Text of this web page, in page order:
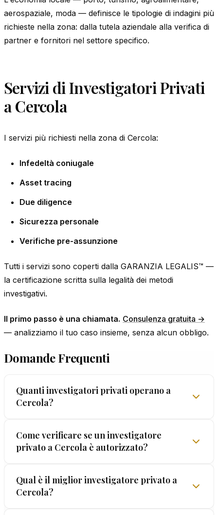
aerospaziale, moda — definisce le tipologie di indagini più
richieste nella zona: dalla tutela aziendale alla verifica di
partner e fornitori nel settore specifico.
Servizi di Investigatori Privati
a Cercola
I servizi più richiesti nella zona di Cercola:
Infedeltà coniugale
Asset tracing
Due diligence
Sicurezza personale
Verifiche pre-assunzione
Tutti i servizi sono coperti dalla GARANZIA LEGALIS™ —
la certificazione scritta sulla legalità dei metodi
investigativi.
Il primo passo è una chiamata. Consulenza gratuita →
— analizziamo il tuo caso insieme, senza alcun obbligo.
Domande Frequenti
Quanti investigatori privati operano a
Cercola?
Il numero di professionisti attivi a Cercola cambia
nel tempo. Il consiglio è concentrarsi sulla qualità:
formali sulla legalità. EUROPOL® supera tutti
questi criteri dal 1962.
Come verificare se un investigatore
privato a Cercola è autorizzato?
La verifica è semplice: chiedi il numero di licenza
prefettizia. Senza licenza, l'attività è illegale e le
Qual è il miglior investigatore privato a
Cercola?